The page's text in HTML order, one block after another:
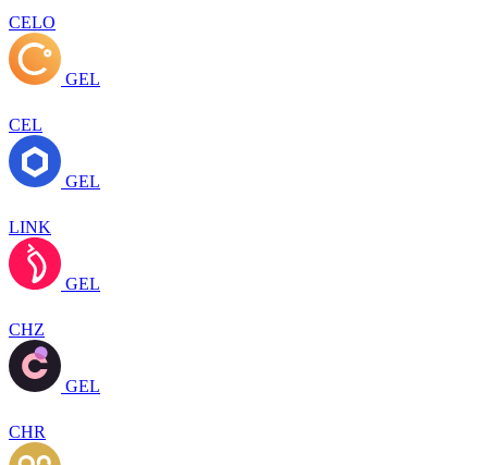
CELO
GEL
CEL
GEL
LINK
GEL
CHZ
GEL
CHR